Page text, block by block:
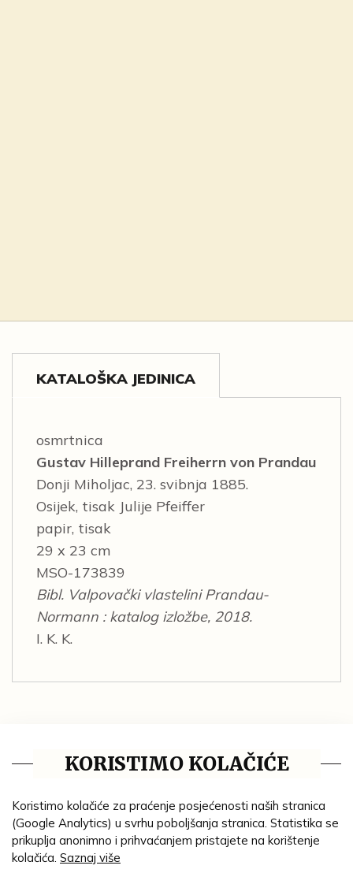
KATALOŠKA JEDINICA
osmrtnica
Gustav Hilleprand Freiherrn von Prandau
Donji Miholjac, 23. svibnja 1885.
Osijek, tisak Julije Pfeiffer
papir, tisak
29 x 23 cm
MSO-173839
Bibl. Valpovački vlastelini Prandau-
Normann : katalog izložbe, 2018.
I. K. K.
Pfeiffer, Julije
Donji Miholjac ; Osijek
GODINA:
1885. g. ; 23.05.1885. g.
KORISTIMO KOLAČIĆE
Koristimo kolačiće za praćenje posjećenosti naših stranica
(Google Analytics) u svrhu poboljšanja stranica. Statistika se
prikuplja anonimno i prihvaćanjem pristajete na korištenje
kolačića. Saznaj više